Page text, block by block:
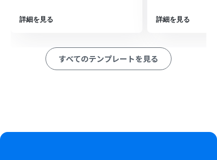
Slackの投稿内容から氏名や会社名などの必要な情報を抽
出します。
客を自動で作成します。
※「トリガー」：フロー起動のきっかけとなるアクション、「オ
Slackのトリガー設定では、見込み顧客に関する情報が投
詳細を見る 詳細を見る
すべてのテンプレートを見る